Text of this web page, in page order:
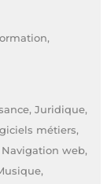
Juridique,
métiers,
web,